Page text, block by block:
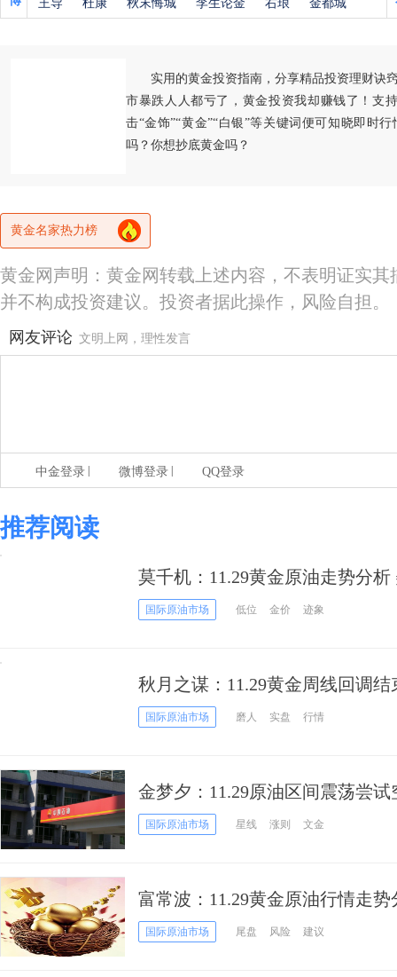
王导
杜康 秋末悔城 李生论金 右琅 金都城
实用的黄金投资指南，分享精品投资理财诀
市暴跌人人都亏了，黄金投资我却赚钱了！支
击“金饰”“黄金”“白银”等关键词便可知晓即时
吗？你想抄底黄金吗？
黄金名家热力榜
黄金网声明：黄金网转载上述内容，不表明证实
并不构成投资建议。投资者据此操作，风险自担。
网友评论 文明上网，理性发言
中金登录 微博登录 QQ登录
推荐阅读
莫千机：11.29黄金原油走势分
操作建议
国际原油市场 低位 金价 迹象
秋月之谋：11.29黄金周线回调
国际原油市场 磨人 实盘 行情
金梦夕：11.29原油区间震荡尝试
国际原油市场 星线 涨则 文金
富常波：11.29黄金原油行情走
金原油解套
国际原油市场 尾盘 风险 建议